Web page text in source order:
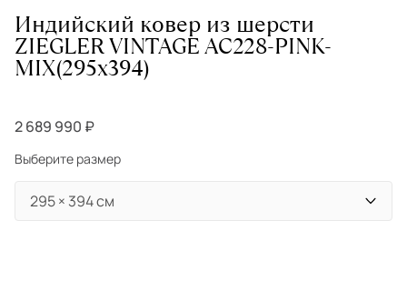
Индийский ковер из шерсти
ZIEGLER VINTAGE AC228-PINK-
MIX(295x394)
2 689 990 ₽
Выберите размер